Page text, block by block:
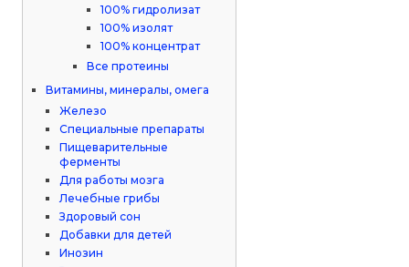
100% гидролизат
100% изолят
100% концентрат
Все протеины
Витамины, минералы, омега
Железо
Специальные препараты
Пищеварительные
ферменты
Для работы мозга
Лечебные грибы
Здоровый сон
Добавки для детей
Инозин